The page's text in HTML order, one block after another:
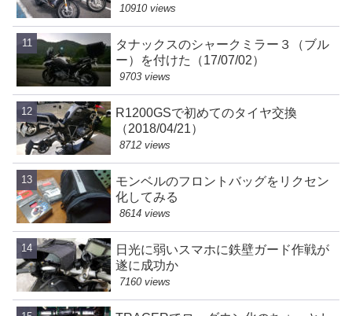
10910 views
タナックスのシャークミラー３（ブル
ー）を付けた（17/07/02）
9703 views
R1200GSで初めてのタイヤ交換
（2018/04/21）
8712 views
モンベルのフロントバッグをリクセン
化してみる
8614 views
日光に弱いスマホに鉄壁ガード作戦が
遂に成功か
7160 views